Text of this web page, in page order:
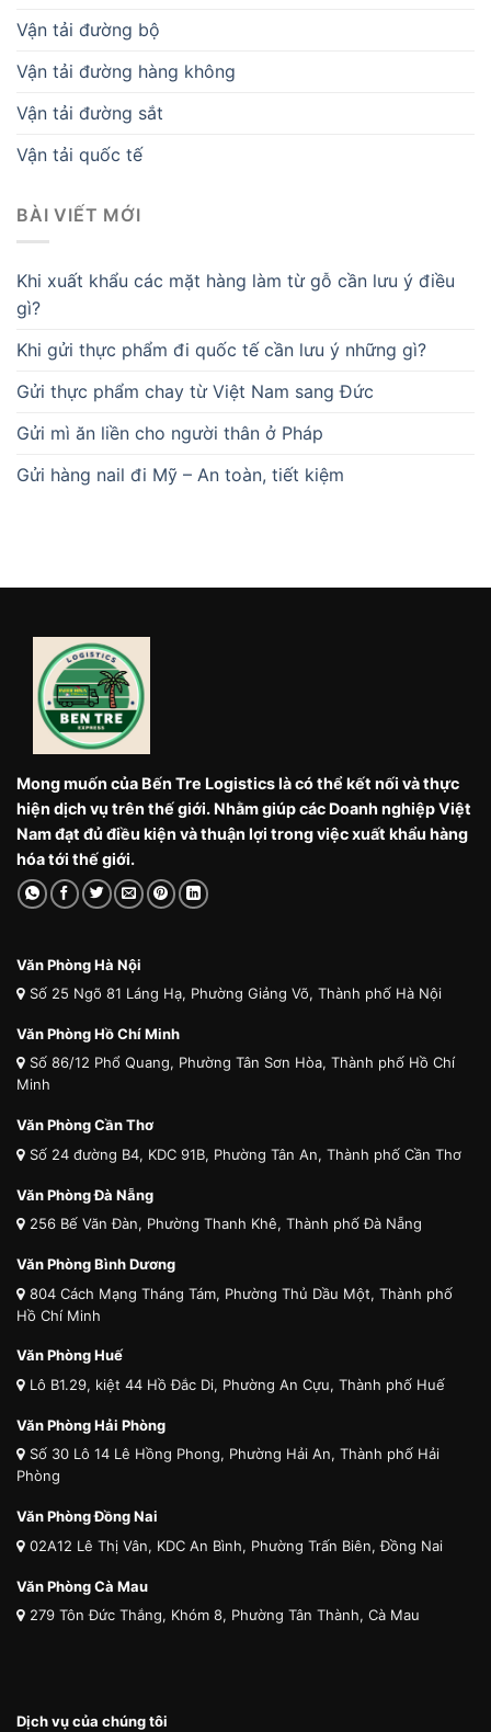
Vận tải đường bộ
Vận tải đường hàng không
Vận tải đường sắt
Vận tải quốc tế
BÀI VIẾT MỚI
Khi xuất khẩu các mặt hàng làm từ gỗ cần lưu ý điều
gì?
Khi gửi thực phẩm đi quốc tế cần lưu ý những gì?
Gửi thực phẩm chay từ Việt Nam sang Đức
Gửi mì ăn liền cho người thân ở Pháp
Gửi hàng nail đi Mỹ – An toàn, tiết kiệm
Mong muốn của Bến Tre Logistics là có thể kết nối và thực
hiện dịch vụ trên thế giới. Nhằm giúp các Doanh nghiệp Việt
Nam đạt đủ điều kiện và thuận lợi trong việc xuất khẩu hàng
hóa tới thế giới.
Văn Phòng Hà Nội
Số 25 Ngõ 81 Láng Hạ, Phường Giảng Võ, Thành phố Hà Nội
Văn Phòng Hồ Chí Minh
Số 86/12 Phổ Quang, Phường Tân Sơn Hòa, Thành phố Hồ Chí
Minh
Văn Phòng Cần Thơ
Số 24 đường B4, KDC 91B, Phường Tân An, Thành phố Cần Thơ
Văn Phòng Đà Nẵng
256 Bế Văn Đàn, Phường Thanh Khê, Thành phố Đà Nẵng
Văn Phòng Bình Dương
804 Cách Mạng Tháng Tám, Phường Thủ Dầu Một, Thành phố
Hồ Chí Minh
Văn Phòng Huế
Lô B1.29, kiệt 44 Hồ Đắc Di, Phường An Cựu, Thành phố Huế
Văn Phòng Hải Phòng
Số 30 Lô 14 Lê Hồng Phong, Phường Hải An, Thành phố Hải
Phòng
Văn Phòng Đồng Nai
02A12 Lê Thị Vân, KDC An Bình, Phường Trấn Biên, Đồng Nai
Văn Phòng Cà Mau
279 Tôn Đức Thắng, Khóm 8, Phường Tân Thành, Cà Mau
Dịch vụ của chúng tôi